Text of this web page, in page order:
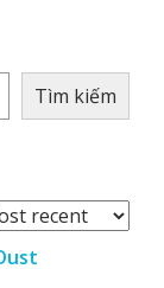
Tìm kiếm